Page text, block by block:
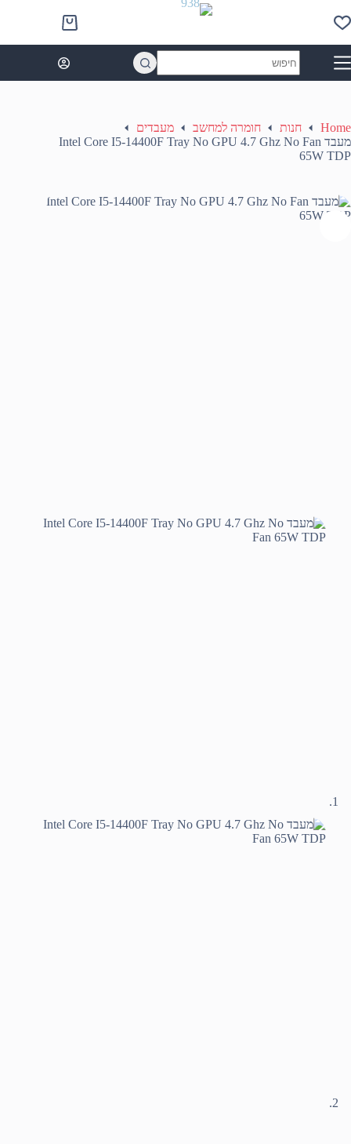
to
content
Shopping
cart
results
Home חנות חומרה למחשב
מעבדים
מעבד Intel Core I5-14400F Tray No GPU 4.7 Ghz No Fan
65W TDP